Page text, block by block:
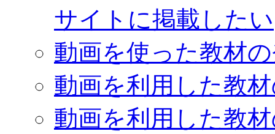
サイトに掲載したい
動画を使った教材
動画を利用した教
動画を利用した教